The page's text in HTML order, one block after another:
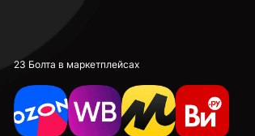
23 Болта в маркетплейсах